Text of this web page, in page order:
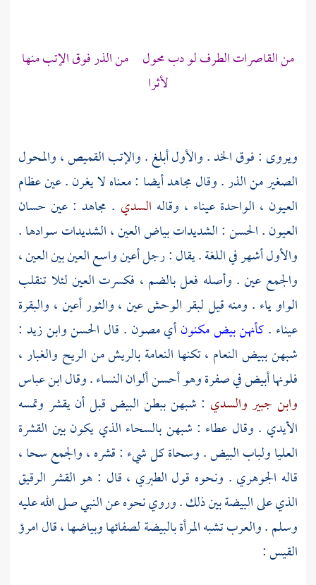
من القاصرات الطرف لو دب محول من الذر فوق الإتب منها
لأثرا
ويروى : فوق الخد . والأول أبلغ . والإتب القميص ، والمحول
الصغير من الذر . وقالمجاهدأيضا : معناه لا يغرن . عين عظام
العيون ، الواحدة عيناء ، وقاله السدي . مجاهد : عين حسان
العيون .الحسن: الشديدات بياض العين ، الشديدات سوادها .
والأول أشهر في اللغة . يقال : رجل أعين واسع العين بين العين ،
والجمع عين . وأصله فعل بالضم ، فكسرت العين لئلا تنقلب
الواو ياء . ومنه قيل لبقر الوحش عين ، والثور أعين ، والبقرة
عيناء .كأنهن بيض مكنونأي مصون . قال الحسنوابن زيد :
شبهن ببيض النعام ، تكنها النعامة بالريش من الريح والغبار ،
فلونها أبيض في صفرة وهو أحسن ألوان النساء . وقالابن عباس
وابن جبيروالسدي : شبهن ببطن البيض قبل أن يقشر وتمسه
الأيدي . وقال عطاء : شبهن بالسحاء الذي يكون بين القشرة
العليا ولباب البيض . وسحاة كل شيء : قشره ، والجمع سحا ،
قاله الجوهري . ونحوه قول الطبري ، قال : هو القشر الرقيق
الذي على البيضة بين ذلك . وروي نحوه عن النبي صلى الله عليه
وسلم . والعرب تشبه المرأة بالبيضة لصفائها وبياضها ، قالامرؤ
القيس: